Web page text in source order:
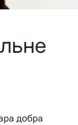
добра